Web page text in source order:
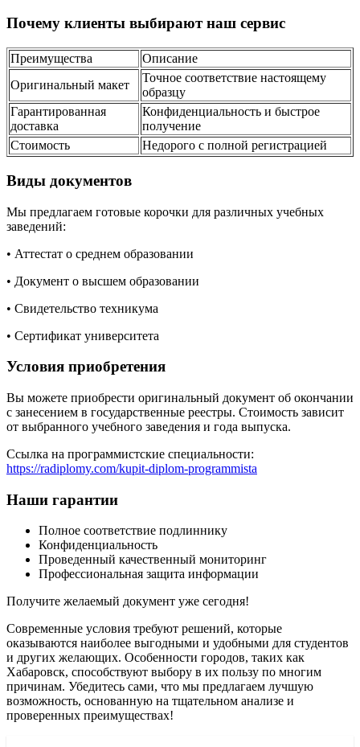
Почему клиенты выбирают наш сервис
Преимущества
Описание
Оригинальный макет
Точное соответствие настоящему
образцу
Гарантированная
доставка
Конфиденциальность и быстрое
получение
Стоимость
Недорого с полной регистрацией
Виды документов
Мы предлагаем готовые корочки для различных учебных
заведений:
• Аттестат о среднем образовании
• Документ о высшем образовании
• Свидетельство техникума
• Сертификат университета
Условия приобретения
Вы можете приобрести оригинальный документ об окончании
с занесением в государственные реестры. Стоимость зависит
от выбранного учебного заведения и года выпуска.
Ссылка на программистские специальности:
https://radiplomy.com/kupit-diplom-programmista
Наши гарантии
Полное соответствие подлиннику
Конфиденциальность
Проведенный качественный мониторинг
Профессиональная защита информации
Получите желаемый документ уже сегодня!
Современные условия требуют решений, которые
оказываются наиболее выгодными и удобными для студентов
и других желающих. Особенности городов, таких как
Хабаровск, способствуют выбору в их пользу по многим
причинам. Убедитесь сами, что мы предлагаем лучшую
возможность, основанную на тщательном анализе и
проверенных преимуществах!